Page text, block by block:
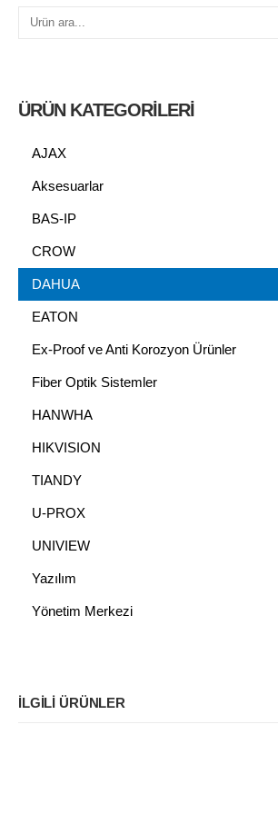
ÜRÜN KATEGORILERI
AJAX
Aksesuarlar
BAS-IP
CROW
DAHUA
EATON
Ex-Proof ve Anti Korozyon Ürünler
Fiber Optik Sistemler
HANWHA
HIKVISION
TIANDY
U-PROX
UNIVIEW
Yazılım
Yönetim Merkezi
İLGILI ÜRÜNLER